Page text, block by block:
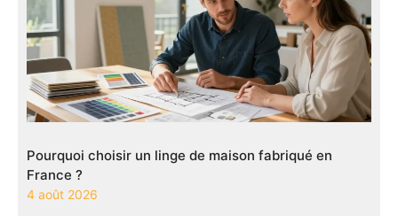
Pourquoi choisir un linge de maison fabriqué en
France ?
4 août 2026